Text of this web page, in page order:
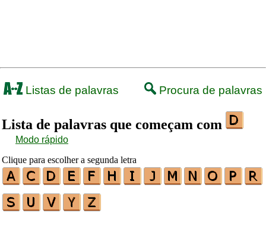
Listas de palavras Procura de palavras
Lista de palavras que começam com
Modo rápido
Clique para escolher a segunda letra